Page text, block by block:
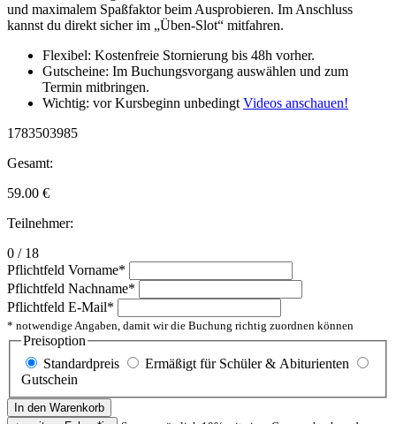
und maximalem Spaßfaktor beim Ausprobieren. Im Anschluss
kannst du direkt sicher im „Üben-Slot“ mitfahren.
Flexibel: Kostenfreie Stornierung bis 48h vorher.
Gutscheine: Im Buchungsvorgang auswählen und zum
Termin mitbringen.
Wichtig: vor Kursbeginn unbedingt Videos anschauen!
1783503985
Gesamt:
59.00 €
Teilnehmer:
0 / 18
Pflichtfeld Vorname*
Pflichtfeld Nachname*
Pflichtfeld E-Mail*
* notwendige Angaben, damit wir die Buchung richtig zuordnen können
Preisoption
Standardpreis
Ermäßigt für Schüler & Abiturienten
Gutschein